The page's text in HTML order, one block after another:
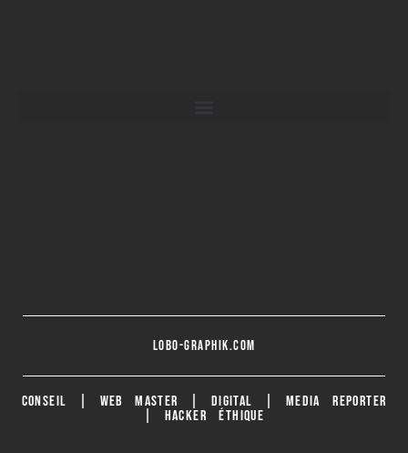
lobo-graphik.com
CONSEIL | WEB MASTER | DIGITAL | MEDIA REPORTER
| HACKER ÉTHIQUE